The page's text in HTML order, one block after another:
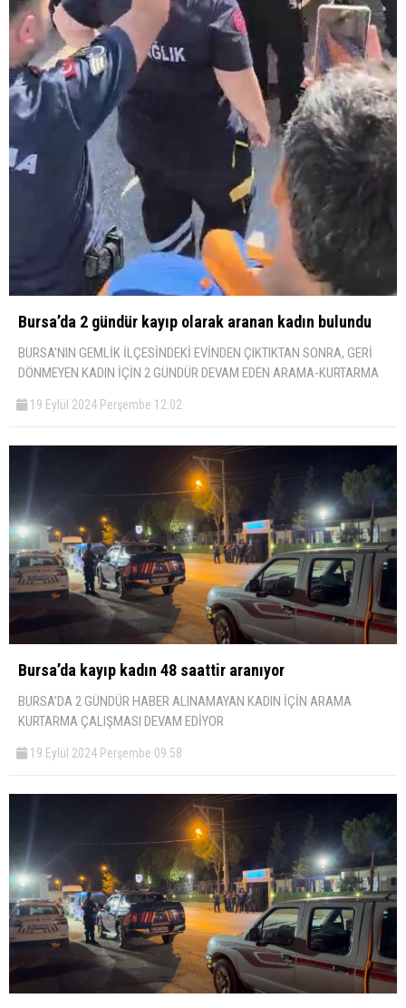
Bursa’da 2 gündür kayıp olarak aranan kadın bulundu
BURSA'NIN GEMLİK İLÇESİNDEKİ EVİNDEN ÇIKTIKTAN SONRA, GERİ
DÖNMEYEN KADIN İÇİN 2 GÜNDÜR DEVAM EDEN ARAMA-KURTARMA
19 Eylül 2024 Perşembe 12:02
Bursa’da kayıp kadın 48 saattir aranıyor
BURSA’DA 2 GÜNDÜR HABER ALINAMAYAN KADIN İÇİN ARAMA
KURTARMA ÇALIŞMASI DEVAM EDİYOR
19 Eylül 2024 Perşembe 09:58